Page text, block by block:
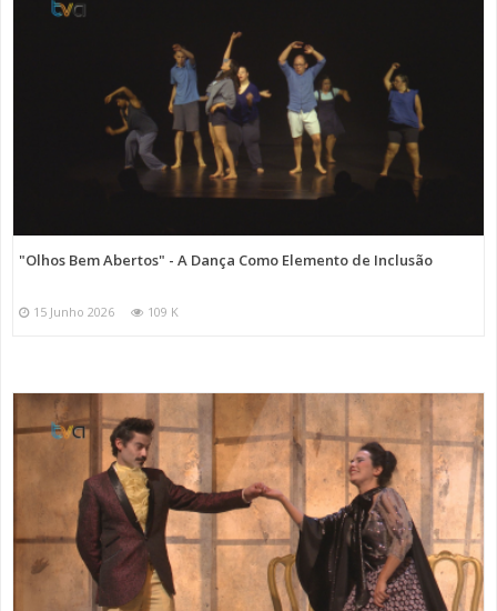
"Olhos Bem Abertos" - A Dança Como Elemento de Inclusão
15 Junho 2026 109 K